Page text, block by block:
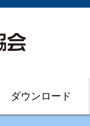
ダウンロード